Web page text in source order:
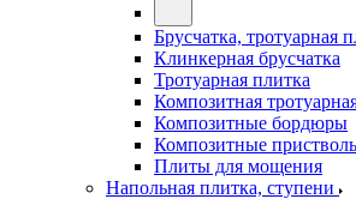
Брусчатка, тротуарная
Клинкерная брусчатка
Тротуарная плитка
Композитная
Композитные бордюры
Композитные
Плиты для мощения
Напольная плитка, ступени